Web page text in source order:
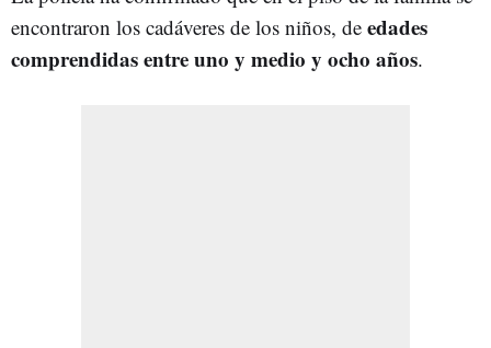
encontraron los cadáveres de los niños, de edades
comprendidas entre uno y medio y ocho años.